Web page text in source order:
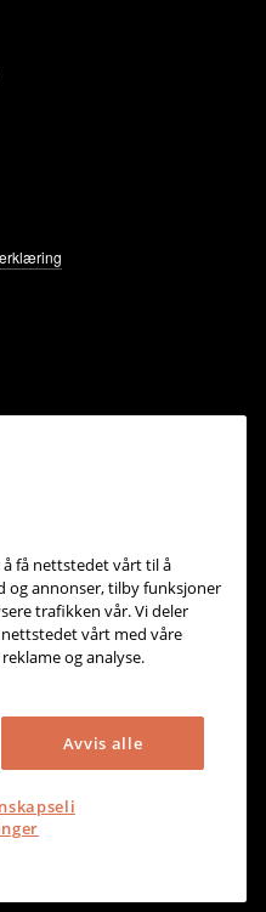
få nettstedet vårt til å
og annonser, tilby funksjoner
trafikken vår. Vi deler
vårt med våre
og analyse.
Avvis alle